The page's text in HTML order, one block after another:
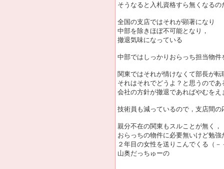
そうなると入札資格すら無くなるの
全国の支店ではそれが顕著になり
中部を除きほぼ不可能となり，
撤退気味になっている
中部ではしっかりおらっち担当物件
関東ではそれが情けなくて部長が
それはそれでどうよ？と思うので
会社の方針が撤退であればやむをえ
技術員も減っているので，支店間
親分不在の関東もスルことが無く，
おらっちの物件に必要無いけど勉強
２年目の女性を送りこんでくる（－
山奥だっちゅーの